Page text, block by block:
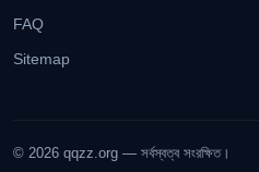
FAQ
Sitemap
© 2026 qqzz.org — সর্বস্বত্ব সংরক্ষিত।